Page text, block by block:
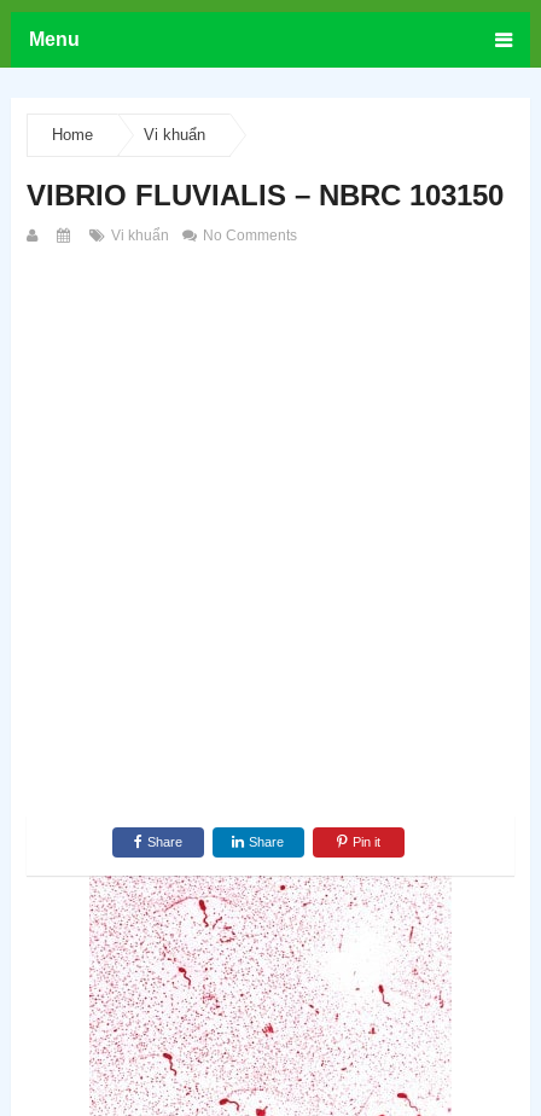
Menu
Home Vi khuẩn
VIBRIO FLUVIALIS – NBRC 103150
Vi khuẩn No Comments
Share Share Pin it